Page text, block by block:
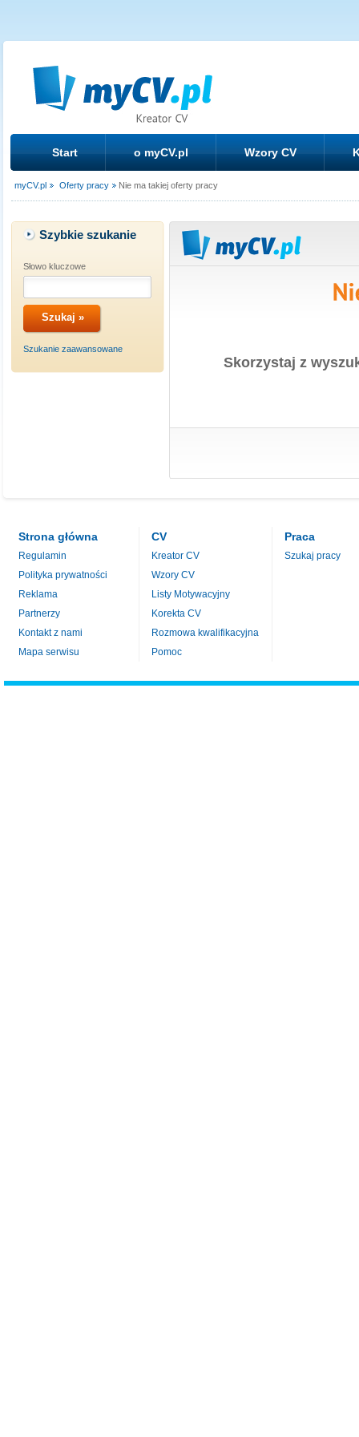
Start o myCV.pl Wzory CV
myCV.pl Oferty pracy Nie ma takiej oferty pracy
Szybkie szukanie
Słowo kluczowe
Szukanie zaawansowane
Skorzystaj z
Strona główna
Regulamin
Polityka prywatności
Reklama
Partnerzy
Kontakt z nami
Mapa serwisu
CV
Kreator CV
Wzory CV
Listy Motywacyjny
Korekta CV
Rozmowa kwalifikacyjna
Pomoc
Praca
Szukaj pracy